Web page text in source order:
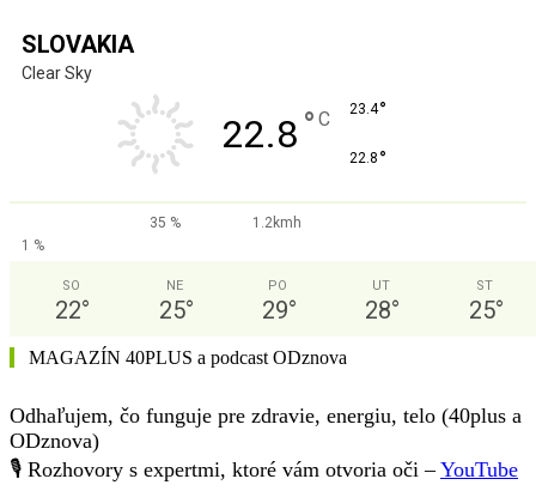
SLOVAKIA
Clear Sky
22.8 ° C 23.4°
22.8 °
35 %
1.2kmh
1 %
SO
22°
NE
25°
PO
29°
UT
28°
ST
25°
MAGAZÍN 40PLUS a podcast ODznova
Odhaľujem, čo funguje pre zdravie, energiu, telo (40plus a
ODznova)
🎙️ Rozhovory s expertmi, ktoré vám otvoria oči –YouTube